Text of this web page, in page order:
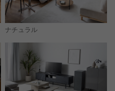
ナチュラル